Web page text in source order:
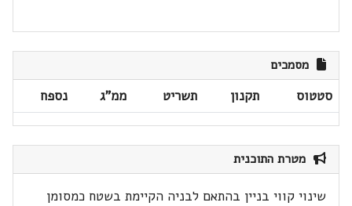
מסמכים
סטטוס תקנון תשריט ממ"ג נספח
מטרת התוכנית
שינוי קווי בניין בהתאם לבניה הקיימת בשטח כמסומן